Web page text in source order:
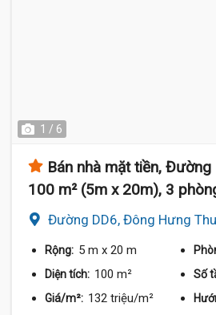
1 / 6
Bán nhà mặt tiền, Đường
100 m² (5m x 20m), 3
Đường DD6, Đông Hưng
Rộng: 5 m x 20 m
Diện tích: 100 m² Số
Giá/m²: 132 triệu/m²